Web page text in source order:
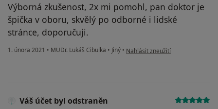
Výborná zkušenost, 2x mi pomohl, pan doktor je
špička v oboru, skvělý po odborné i lidské
stránce, doporučuji.
1. února 2021 • MUDr. Lukáš Cibulka • Jiný • podle názoru uživatele IL
Nahlásit zneužití
Váš účet byl odstraněn